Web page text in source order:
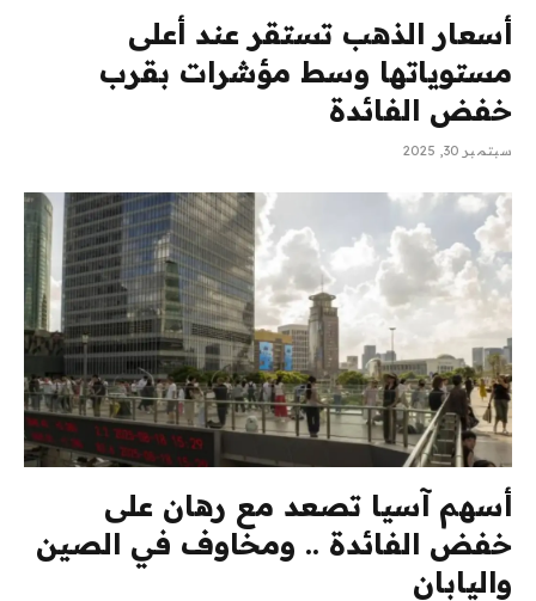
أسعار الذهب تستقر عند أعلى
مستوياتها وسط مؤشرات بقرب
خفض الفائدة
سبتمبر 30, 2025
أسهم آسيا تصعد مع رهان على
خفض الفائدة .. ومخاوف في الصين
واليابان